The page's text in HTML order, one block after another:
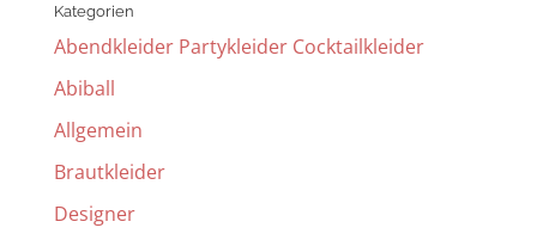
Kategorien
Abendkleider Partykleider Cocktailkleider
Abiball
Allgemein
Brautkleider
Designer